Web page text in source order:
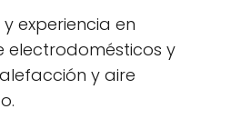
experiencia en
electrodomésticos y
y aire